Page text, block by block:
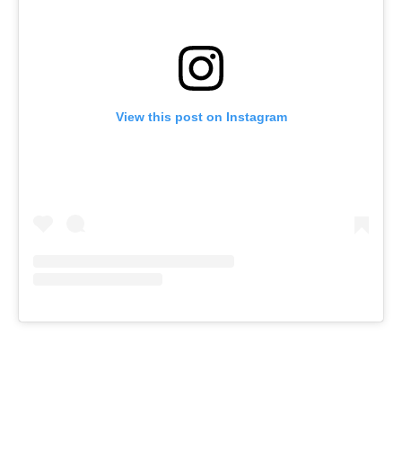
View this post on Instagram